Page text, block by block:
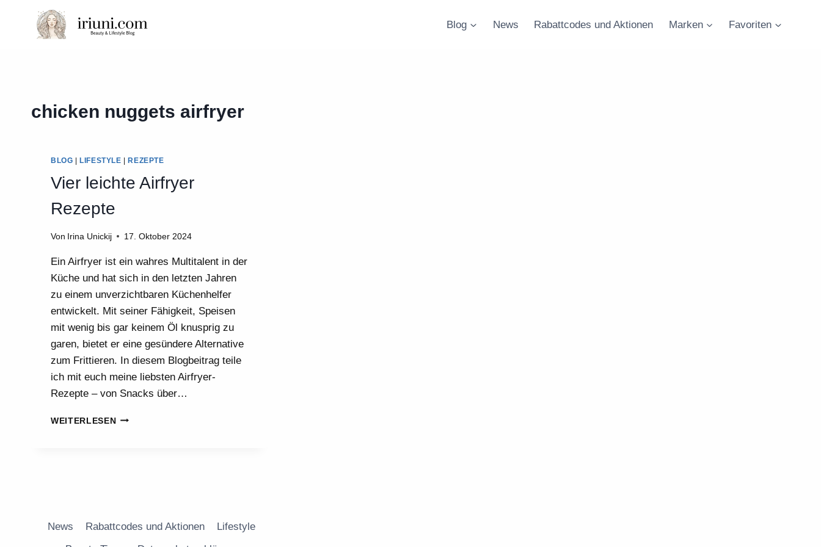
springen
Blog News Rabattcodes und Aktionen Marken Favoriten
chicken nuggets airfryer
BLOG LIFESTYLE REZEPTE
Vier leichte Airfryer
Rezepte
Von Irina Unickij 17. Oktober 2024
Ein Airfryer ist ein wahres Multitalent in der
Küche und hat sich in den letzten Jahren
zu einem unverzichtbaren Küchenhelfer
entwickelt. Mit seiner Fähigkeit, Speisen
mit wenig bis gar keinem Öl knusprig zu
garen, bietet er eine gesündere Alternative
zum Frittieren. In diesem Blogbeitrag teile
ich mit euch meine liebsten Airfryer-
Rezepte – von Snacks über…
WEITERLESENVIER
News Rabattcodes und Aktionen
Lifestyle